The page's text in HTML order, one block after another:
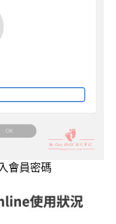
會員密碼